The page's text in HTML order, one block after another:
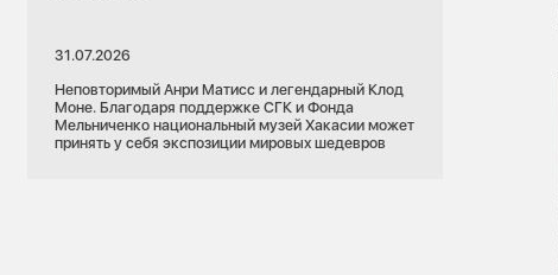
31.07.2026
Неповторимый Анри Матисс и легендарный Клод
Моне. Благодаря поддержке СГК и Фонда
Мельниченко национальный музей Хакасии может
принять у себя экспозиции мировых шедевров